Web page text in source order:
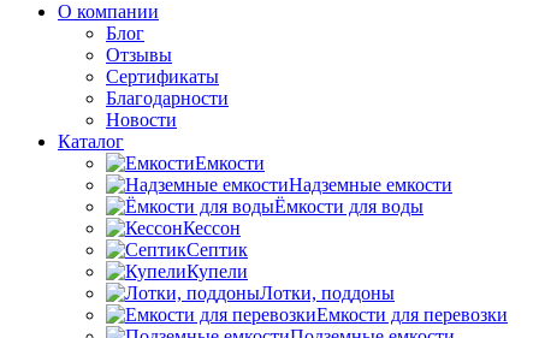
О компании
Блог
Отзывы
Сертификаты
Благодарности
Новости
Каталог
Емкости
Надземные емкости
Ёмкости для воды
Кессон
Септик
Купели
Лотки, поддоны
Емкости для перевозки